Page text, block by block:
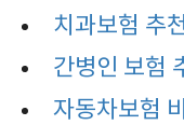
치과보험 추
간병인 보험
자동차보험